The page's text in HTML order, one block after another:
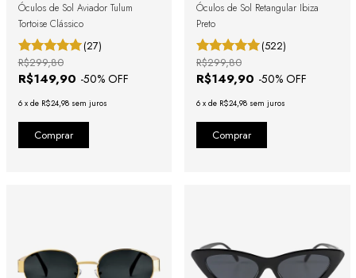
Óculos de Sol Aviador Tulum
Tortoise Clássico
(27)
R$149,90 -50% OFF
R$299,80
6 x de R$24,98 sem juros
Óculos de Sol Retangular Ibiza
Preto
(522)
R$149,90 -50% OFF
R$299,80
6 x de R$24,98 sem juros